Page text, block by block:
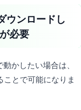
ウンロードし
必要
かしたい場合は、
ことで可能になりま